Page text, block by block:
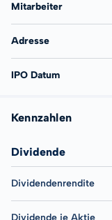
Mitarbeiter
Adresse
IPO Datum
Kennzahlen
Dividende
Dividendenrendite
Dividende je Aktie